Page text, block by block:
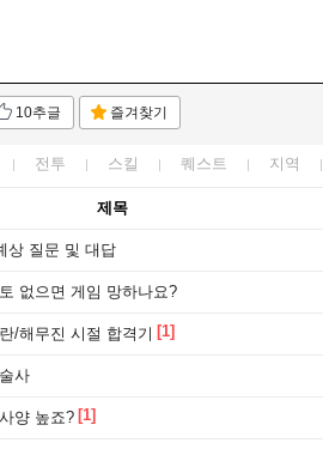
10추글 즐겨찾기
전투 스킬 퀘스트 지역
제목
상 질문 및 대답
없으면 게임 망하나요?
/해무진 시절 합격기 [1]
사
양 높죠? [1]